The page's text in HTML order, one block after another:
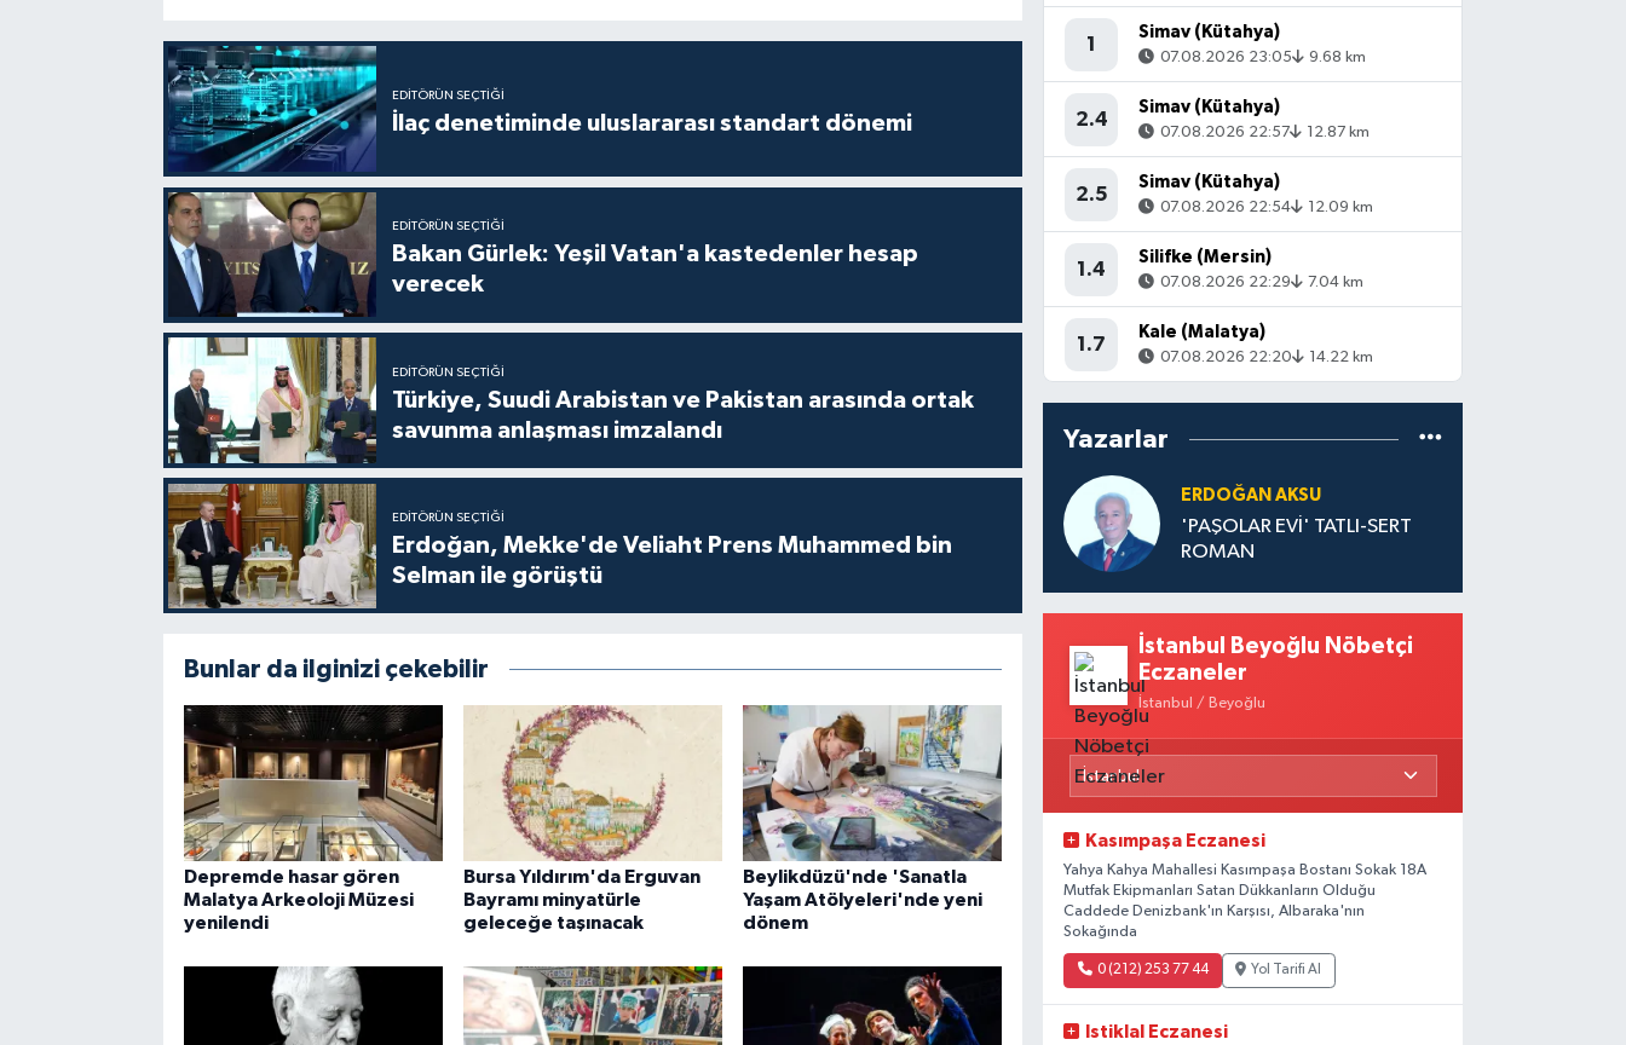
EDITÖRÜN SEÇTIĞI
İlaç denetiminde uluslararası standart dönemi
EDITÖRÜN SEÇTIĞI
Bakan Gürlek: Yeşil Vatan'a kastedenler hesap
verecek
EDITÖRÜN SEÇTIĞI
Türkiye, Suudi Arabistan ve Pakistan arasında ortak
savunma anlaşması imzalandı
EDITÖRÜN SEÇTIĞI
Erdoğan, Mekke'de Veliaht Prens Muhammed bin
Selman ile görüştü
Bunlar da ilginizi çekebilir
Depremde hasar gören
Malatya Arkeoloji Müzesi
yenilendi
Bursa Yıldırım'da Erguvan
Bayramı minyatürle
geleceğe taşınacak
Beylikdüzü'nde 'Sanatla
Yaşam Atölyeleri'nde yeni
dönem
1
Simav (Kütahya)
07.08.2026 23:05 9.68 km
2.4
Simav (Kütahya)
07.08.2026 22:57 12.87 km
2.5
Simav (Kütahya)
07.08.2026 22:54 12.09 km
1.4
Silifke (Mersin)
07.08.2026 22:29 7.04 km
1.7
Kale (Malatya)
07.08.2026 22:20 14.22 km
Yazarlar
ERDOĞAN AKSU
'PAŞOLAR EVİ' TATLI-SERT
ROMAN
İstanbul Beyoğlu Nöbetçi
Eczaneler
İstanbul / Beyoğlu
Kasımpaşa Eczanesi
Yahya Kahya Mahallesi Kasımpaşa Bostanı Sokak 18A
Mutfak Ekipmanları Satan Dükkanların Olduğu
Caddede Denizbank'ın Karşısı, Albaraka'nın
Sokağında
0 (212) 253 77 44 Yol Tarifi Al
Istiklal Eczanesi